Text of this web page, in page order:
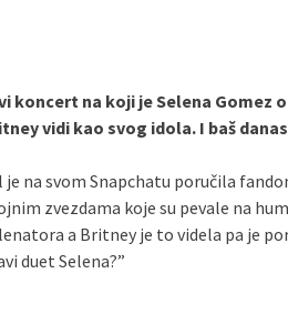
koncert na koji je Selena Gomez
vidi kao svog idola. I baš
je na svom Snapchatu poručila
zvezdama koje su pevale na
a Britney je to videla pa je
duet Selena?”